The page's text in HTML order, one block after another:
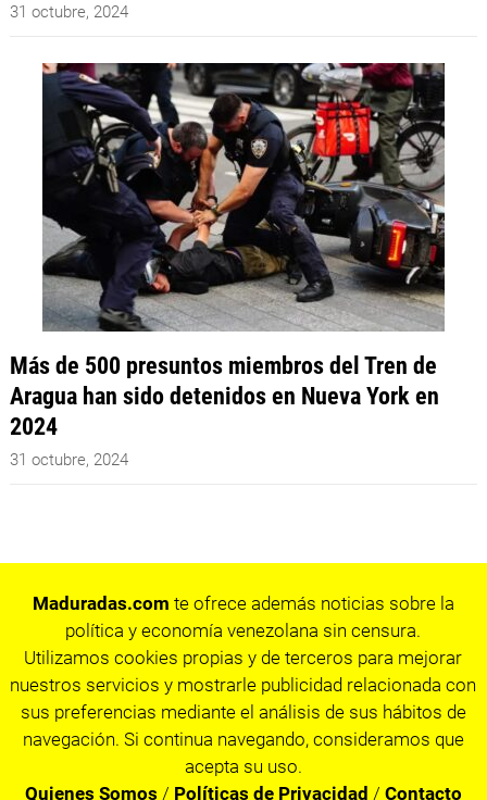
31 octubre, 2024
Más de 500 presuntos miembros del Tren de
Aragua han sido detenidos en Nueva York en
2024
31 octubre, 2024
Maduradas.com te ofrece además noticias sobre la
política y economía venezolana sin censura.
Utilizamos cookies propias y de terceros para mejorar
nuestros servicios y mostrarle publicidad relacionada con
sus preferencias mediante el análisis de sus hábitos de
navegación. Si continua navegando, consideramos que
acepta su uso.
Quienes Somos / Políticas de Privacidad / Contacto